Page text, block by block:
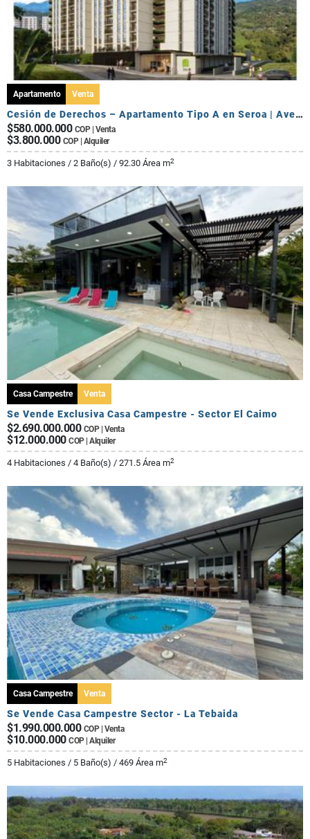
Apartamento Venta
Cesión de Derechos – Apartamento Tipo A en Seroa | Avenida Centenario
$580.000.000 COP | Venta
$3.800.000 COP | Alquiler
3 Habitaciones / 2 Baño(s) / 92.30 Área m2
Casa Campestre Venta
Se Vende Exclusiva Casa Campestre - Sector El Caimo
$2.690.000.000 COP | Venta
$12.000.000 COP | Alquiler
4 Habitaciones / 4 Baño(s) / 271.5 Área m2
Casa Campestre Venta
Se Vende Casa Campestre Sector - La Tebaida
$1.990.000.000 COP | Venta
$10.000.000 COP | Alquiler
5 Habitaciones / 5 Baño(s) / 469 Área m2